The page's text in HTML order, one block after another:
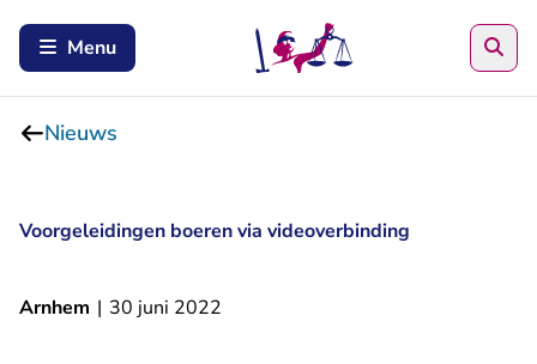
Menu
Nieuws
Voorgeleidingen boeren via videoverbinding
Arnhem | 30 juni 2022